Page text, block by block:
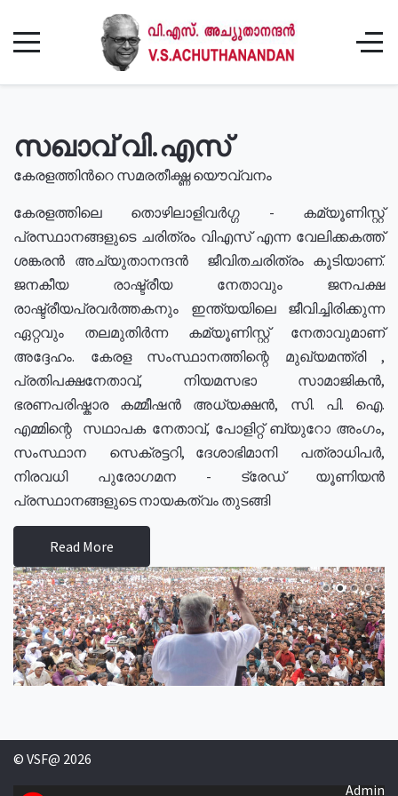
സഖാവ് വി.എസ്
കേരളത്തിൻറെ സമരതീക്ഷ്ണ യൌവ്വനം
കേരളത്തിലെ തൊഴിലാളിവർഗ്ഗ - കമ്യൂണിസ്റ്റ്
പ്രസ്ഥാനങ്ങളുടെ ചരിത്രം വിഎസ് എന്ന വേലിക്കകത്ത്
ശങ്കരൻ അച്യുതാനന്ദൻ ജീവിതചരിത്രം കൂടിയാണ്.
ജനകീയ രാഷ്ട്രീയ നേതാവും ജനപക്ഷ
രാഷ്ട്രീയപ്രവർത്തകനും ഇന്ത്യയിലെ ജീവിച്ചിരിക്കുന്ന
ഏറ്റവും തലമുതിർന്ന കമ്യൂണിസ്റ്റ് നേതാവുമാണ്
അദ്ദേഹം. കേരള സംസ്ഥാനത്തിന്റെ മുഖ്യമന്ത്രി ,
പ്രതിപക്ഷനേതാവ്, നിയമസഭാ സാമാജികൻ,
ഭരണപരിഷ്കാര കമ്മീഷൻ അധ്യക്ഷൻ, സി. പി. ഐ.
എമ്മിന്റെ സഥാപക നേതാവ്, പോളിറ്റ് ബ്യുറോ അംഗം,
സംസ്ഥാന സെക്രട്ടറി, ദേശാഭിമാനി പത്രാധിപർ,
നിരവധി പുരോഗമന - ട്രേഡ് യൂണിയൻ
പ്രസ്ഥാനങ്ങളുടെ നായകത്വം തുടങ്ങി
Read More
© VSF@ 2026
Admin